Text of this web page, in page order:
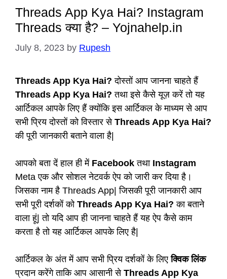
Threads App Kya Hai? Instagram
Threads क्या है? – Yojnahelp.in
July 8, 2023 by Rupesh
Threads App Kya Hai? दोस्तों आप जानना चाहते हैं
Threads App Kya Hai? तथा इसे कैसे यूज़ करें तो यह
आर्टिकल आपके लिए हैं क्योंकि इस आर्टिकल के माध्यम से आप
सभी प्रिय दोस्तों को विस्तार से Threads App Kya Hai?
की पूरी जानकारी बताने वाला है|
आपको बता दें हाल ही में Facebookतथा Instagram
Meta एक और सोशल नेटवर्क ऐप को जारी कर दिया है।
जिसका नाम है Threads App| जिसकी पूरी जानकारी आप
सभी पूरी दर्शकों को Threads App Kya Hai? का बताने
वाला हूं| तो यदि आप ही जानना चाहते हैं यह ऐप कैसे काम
करता है तो यह आर्टिकल आपके लिए है|
आर्टिकल के अंत में आप सभी प्रिय दर्शकों के लिएक्विक लिंक
प्रदान करेंगे ताकि आप आसानी से Threads App Kya